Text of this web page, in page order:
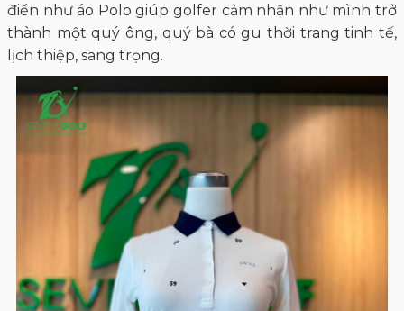
điển như áo Polo giúp golfer cảm nhận như mình trở
thành một quý ông, quý bà có gu thời trang tinh tế,
lịch thiệp, sang trọng.